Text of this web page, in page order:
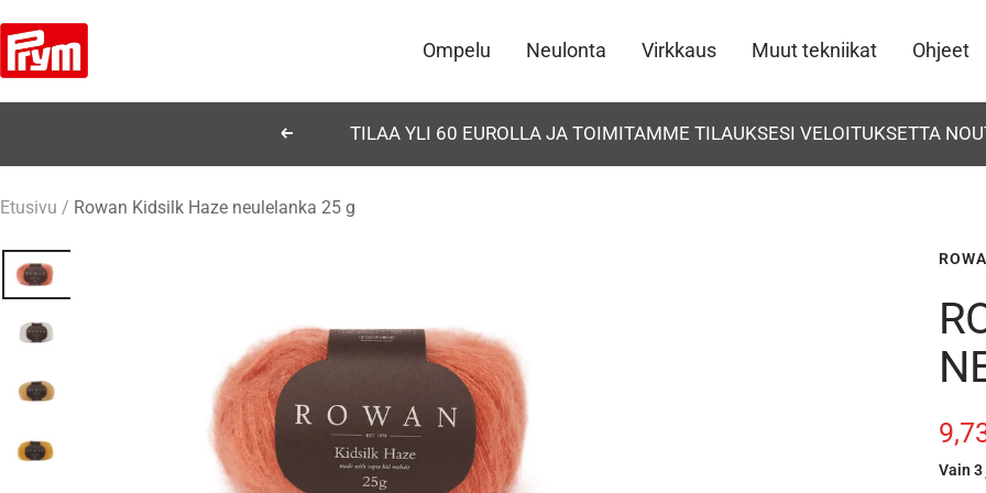
sisältöön
Ompelu Neulonta Virkkaus Muut tekniikat Ohjeet
Prym
EdellinenTILAA YLI 60 EUROLLA JA TOIMITAMME TILAUKSESI VELOITUKSETTA
Etusivu Rowan Kidsilk Haze neulelanka 25 g
Vain